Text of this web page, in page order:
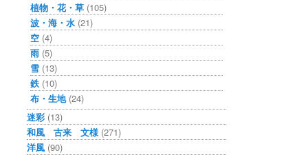
植物・花・草 (105)
波・海・水 (21)
空 (4)
雨 (5)
雪 (13)
鉄 (10)
布・生地(24)
迷彩 (13)
和風 古来 文様 (271)
洋風 (90)